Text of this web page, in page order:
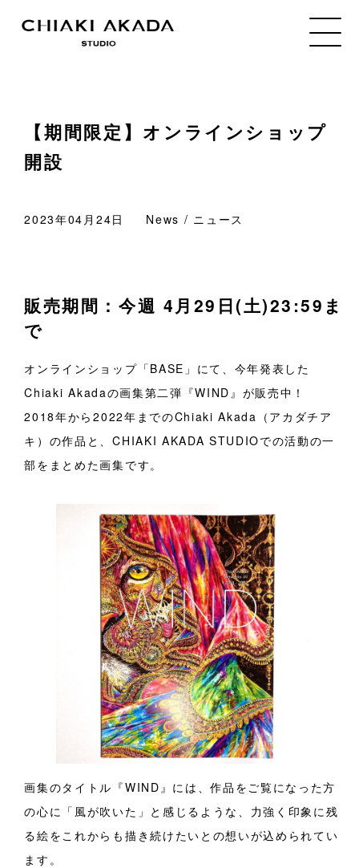
【期間限定】オンラインショップ
開設
2023年04月24日 News / ニュース
販売期間：今週 4月29日(土)23:59ま
で
オンラインショップ「BASE」にて、今年発表した
Chiaki Akadaの画集第二弾『WIND』が販売中！
2018年から2022年までのChiaki Akada（アカダチア
キ）の作品と、CHIAKI AKADA STUDIOでの活動の一
部をまとめた画集です。
画集のタイトル『WIND』には、作品をご覧になった方
の心に「風が吹いた」と感じるような、力強く印象に残
る絵をこれからも描き続けたいとの想いが込められてい
ます。